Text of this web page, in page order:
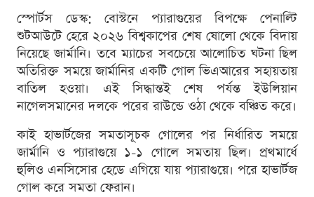
স্পোর্টস ডেস্ক: বোস্টনে প্যারাগুয়ের বিপক্ষে পেনাল্টি
শুটআউটে হেরে ২০২৬ বিশ্বকাপের শেষ ষোলো থেকে বিদায়
নিয়েছে জার্মানি। তবে ম্যাচের সবচেয়ে আলোচিত ঘটনা ছিল
অতিরিক্ত সময়ে জার্মানির একটি গোল ভিএআরের সহায়তায়
বাতিল হওয়া। এই সিদ্ধান্তই শেষ পর্যন্ত ইউলিয়ান
নাগেলসমানের দলকে পরের রাউন্ডে ওঠা থেকে বঞ্চিত করে।
কাই হাভার্টজের সমতাসূচক গোলের পর নির্ধারিত সময়ে
জার্মানি ও প্যারাগুয়ে ১-১ গোলে সমতায় ছিল। প্রথমার্ধে
হুলিও এনসিসোর হেডে এগিয়ে যায় প্যারাগুয়ে। পরে হাভার্টজ
গোল করে সমতা ফেরান।